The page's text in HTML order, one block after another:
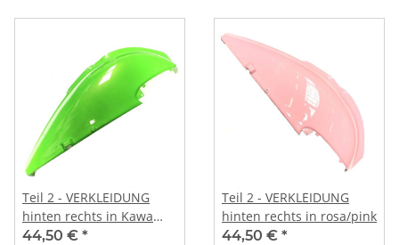
Teil 2 - VERKLEIDUNG
hinten rechts in Kawa
grün
44,50 € *
Teil 2 - VERKLEIDUNG
hinten rechts in rosa/pink
44,50 € *